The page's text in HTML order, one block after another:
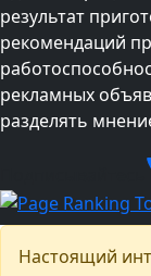
результат
рекомендаций
рекламных
разделять
Настоящий